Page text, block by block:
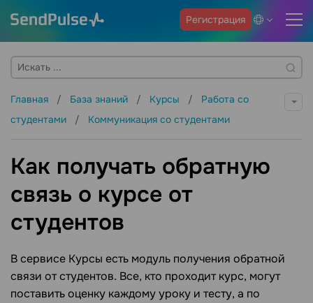
Регистрация
Главная База знаний Курсы
Работа со
студентами
Коммуникация со студентами
Как получать обратную
связь о курсе от
студентов
В сервисе Курсы есть модуль получения обратной
связи от студентов. Все, кто проходит курс, могут
поставить оценку каждому уроку и тесту, а по